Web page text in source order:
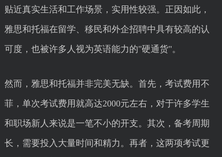
贴近真实生活和工作场景，实用性较强。正因如此，
雅思和托福在留学、移民和外企招聘中具有较高的认
可度，也被许多人视为英语能力的"硬通货"。
然而，雅思和托福并非完美无缺。首先，考试费用不
菲，单次考试费用就高达2000元左右，对于许多学生
和职场新人来说是一笔不小的开支。其次，备考周期
长，需要投入大量时间和精力。再者，这两项考试更